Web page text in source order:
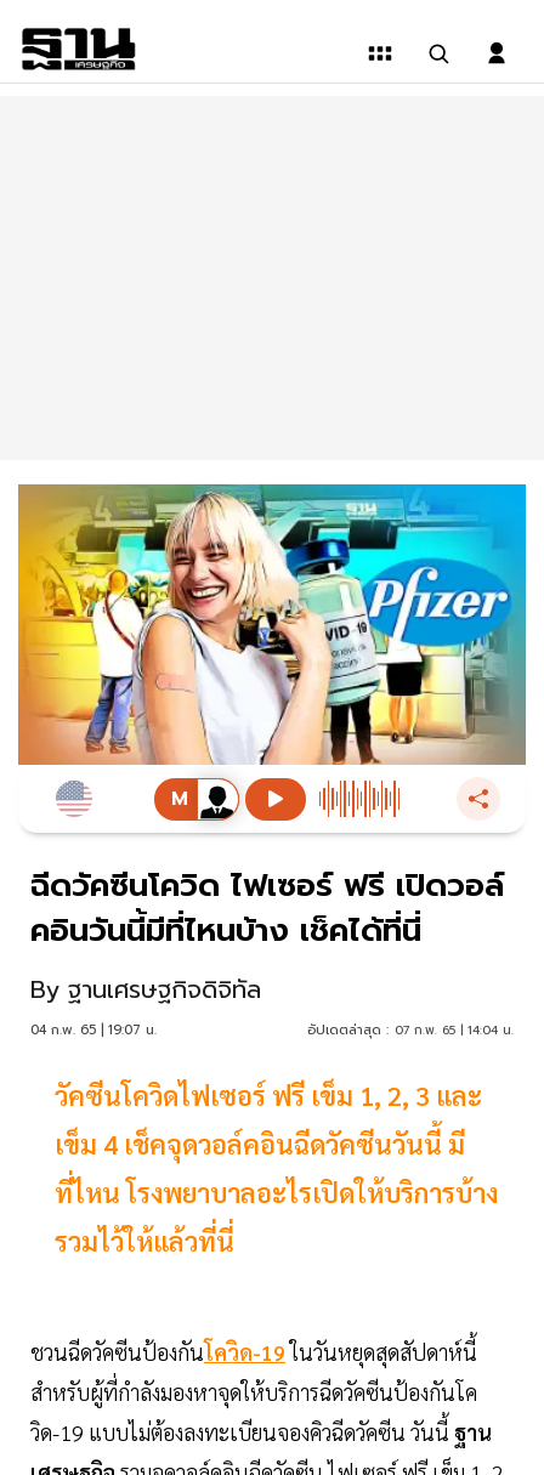
ฉีดวัคซีนโควิด ไฟเซอร์ ฟรี เปิดวอล์
คอินวันนี้มีที่ไหนบ้าง เช็คได้ที่นี่
By ฐานเศรษฐกิจดิจิทัล
04 ก.พ. 65 | 19:07 น. อัปเดตล่าสุด : 07 ก.พ. 65 | 14:04 น.
วัคซีนโควิดไฟเซอร์ ฟรี เข็ม 1, 2, 3 และ
เข็ม 4 เช็คจุดวอล์คอินฉีดวัคซีนวันนี้ มี
ที่ไหน โรงพยาบาลอะไรเปิดให้บริการบ้าง
รวมไว้ให้แล้วที่นี่
ชวนฉีดวัคซีนป้องกันโควิด-19ในวันหยุดสุดสัปดาห์นี้
สำหรับผู้ที่กำลังมองหาจุดให้บริการฉีดวัคซีนป้องกันโค
วิด-19 แบบไม่ต้องลงทะเบียนจองคิวฉีดวัคซีน วันนี้ ฐาน